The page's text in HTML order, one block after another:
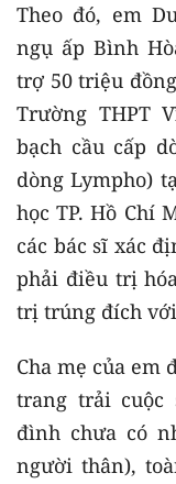
Theo đó, em
ngụ ấp Bình
trợ 50 triệu
Trường THPT
bạch cầu cấp
dòng Lympho)
học TP. Hồ Chí
các bác sĩ xác
phải điều trị
trị trúng đích
Cha mẹ của em
trang trải cuộc
đình chưa có
người thân),